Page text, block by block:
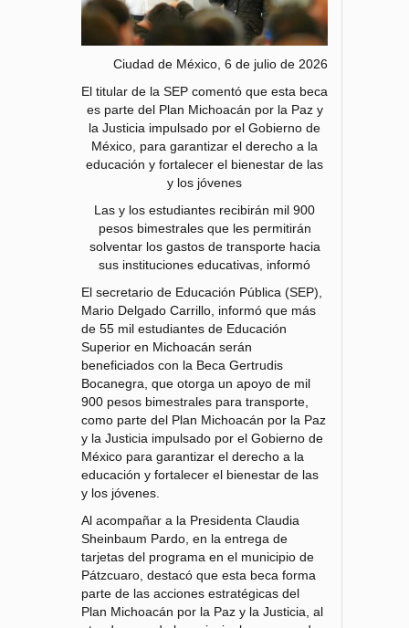
Ciudad de México, 6 de julio de 2026
El titular de la SEP comentó que esta beca
es parte del Plan Michoacán por la Paz y
la Justicia impulsado por el Gobierno de
México, para garantizar el derecho a la
educación y fortalecer el bienestar de las
y los jóvenes
Las y los estudiantes recibirán mil 900
pesos bimestrales que les permitirán
solventar los gastos de transporte hacia
sus instituciones educativas, informó
El secretario de Educación Pública (SEP),
Mario Delgado Carrillo, informó que más
de 55 mil estudiantes de Educación
Superior en Michoacán serán
beneficiados con la Beca Gertrudis
Bocanegra, que otorga un apoyo de mil
900 pesos bimestrales para transporte,
como parte del Plan Michoacán por la Paz
y la Justicia impulsado por el Gobierno de
México para garantizar el derecho a la
educación y fortalecer el bienestar de las
y los jóvenes.
Al acompañar a la Presidenta Claudia
Sheinbaum Pardo, en la entrega de
tarjetas del programa en el municipio de
Pátzcuaro, destacó que esta beca forma
parte de las acciones estratégicas del
Plan Michoacán por la Paz y la Justicia, al